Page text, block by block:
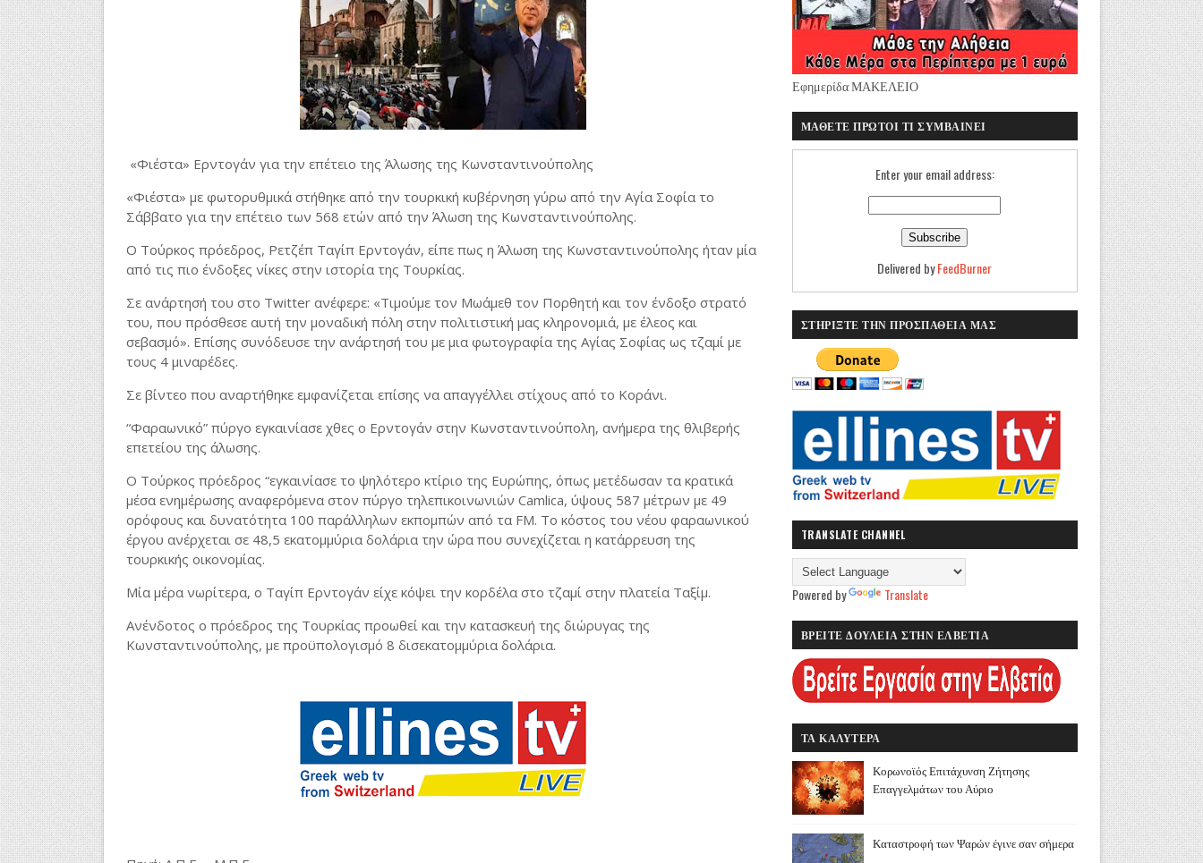
«Φιέστα» Ερντογάν για την επέτειο της Άλωσης της Κωνσταντινούπολης
«Φιέστα» με φωτορυθμικά στήθηκε από την τουρκική κυβέρνηση γύρω από την Αγία Σοφία το
Σάββατο για την επέτειο των 568 ετών από την Άλωση της Κωνσταντινούπολης.
Ο Τούρκος πρόεδρος, Ρετζέπ Ταγίπ Ερντογάν, είπε πως η Άλωση της Κωνσταντινούπολης ήταν μία
από τις πιο ένδοξες νίκες στην ιστορία της Τουρκίας.
Σε ανάρτησή του στο Twitter ανέφερε: «Τιμούμε τον Μωάμεθ τον Πορθητή και τον ένδοξο στρατό
του, που πρόσθεσε αυτή την μοναδική πόλη στην πολιτιστική μας κληρονομιά, με έλεος και
σεβασμό». Επίσης συνόδευσε την ανάρτησή του με μια φωτογραφία της Αγίας Σοφίας ως τζαμί με
τους 4 μιναρέδες.
Σε βίντεο που αναρτήθηκε εμφανίζεται επίσης να απαγγέλλει στίχους από το Κοράνι.
“Φαραωνικό” πύργο εγκαινίασε χθες ο Ερντογάν στην Κωνσταντινούπολη, ανήμερα της θλιβερής
επετείου της άλωσης.
Ο Τούρκος πρόεδρος “εγκαινίασε το ψηλότερο κτίριο της Ευρώπης, όπως μετέδωσαν τα κρατικά
μέσα ενημέρωσης αναφερόμενα στον πύργο τηλεπικοινωνιών Camlica, ύψους 587 μέτρων με 49
ορόφους και δυνατότητα 100 παράλληλων εκπομπών από τα FM. To κόστος του νέου φαραωνικού
έργου ανέρχεται σε 48,5 εκατομμύρια δολάρια την ώρα που συνεχίζεται η κατάρρευση της
τουρκικής οικονομίας.
Μία μέρα νωρίτερα, ο Ταγίπ Eρντογάν είχε κόψει την κορδέλα στο τζαμί στην πλατεία Ταξίμ.
Ανένδοτος ο πρόεδρος της Τουρκίας προωθεί και την κατασκευή της διώρυγας της
Κωνσταντινούπολης, με προϋπολογισμό 8 δισεκατομμύρια δολάρια.
Εφημερίδα ΜΑΚΕΛΕΙΟ
ΜΑΘΕΤΕ ΠΡΩΤΟΙ ΤΙ ΣΥΜΒΑΙΝΕΙ
Enter your email address:
Delivered byFeedBurner
ΣΤΗΡΙΞΤΕ ΤΗΝ ΠΡΟΣΠΑΘΕΙΑ ΜΑΣ
TRANSLATE CHANNEL
Powered by Translate
ΒΡΕΙΤΕ ΔΟΥΛΕΙΑ ΣΤΗΝ ΕΛΒΕΤΙΑ
ΤΑ ΚΑΛΥΤΕΡΑ
Κορωνοϊός Επιτάχυνση Ζήτησης
Επαγγελμάτων του Αύριο
Καταστροφή των Ψαρών έγινε σαν σήμερα